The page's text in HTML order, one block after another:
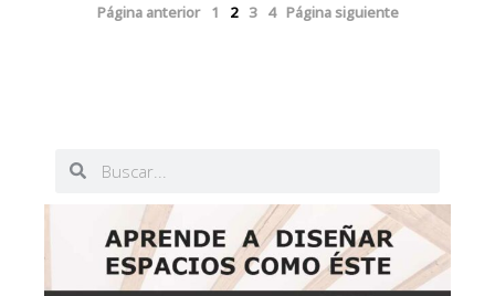
Página anterior 1 2 3 4 Página siguiente